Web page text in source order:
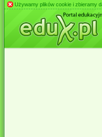
Używamy plików cookie i zbieramy